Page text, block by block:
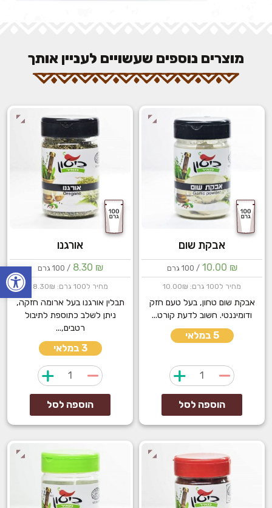
מוצרים נוספים שעשויים לעניין אותך
אבקת שום
10.00 ₪ / 100 גרם
מחיר ל100 גרם: 10.00₪
אבקת שום טחון, בעל טעם חזק
ודומיננטי. חשוב לדעת קורט...
5 במלאי
כמות
של
אבקת
שום
הוספה לסל
אורגנו
8.30 ₪ / 100 גרם
מחיר ל100 גרם: 8.30₪
תבלין אורגנו בעל ארומה חזקה,
ניתן לשלב כתוספת לתיבול
רטבים,...
3 במלאי
כמות
של
אורגנו
הוספה לסל